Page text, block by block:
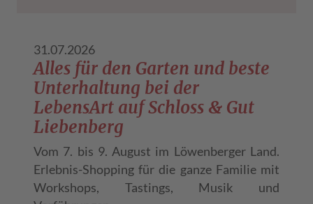
31.07.2026
Alles für den Garten und beste
Unterhaltung bei der
LebensArt auf Schloss & Gut
Liebenberg
Vom 7. bis 9. August im Löwenberger Land.
Erlebnis-Shopping für die ganze Familie mit
Workshops, Tastings, Musik und